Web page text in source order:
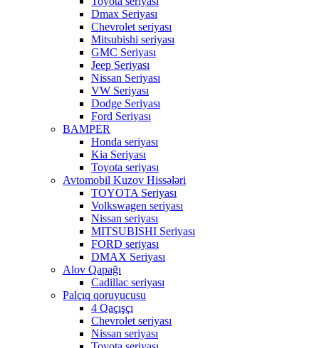
Dmax Seriyası
Chevrolet seriyası
Mitsubishi seriyası
GMC Seriyası
Jeep Seriyası
Nissan Seriyası
VW Seriyası
Dodge Seriyası
Ford Seriyası
BAMPER
Honda seriyası
Kia Seriyası
Toyota seriyası
Avtomobil Kuzov Hissələri
TOYOTA Seriyası
Volkswagen seriyası
Nissan seriyası
MITSUBISHI Seriyası
FORD seriyası
DMAX Seriyası
Alov Qapağı
Cadillac seriyası
Palçıq qoruyucusu
4 Qaçışçı
Chevrolet seriyası
Nissan seriyası